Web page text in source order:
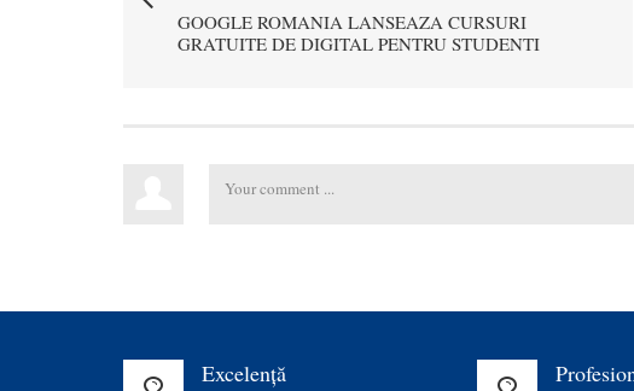
GOOGLE ROMANIA LANSEAZA CURSURI
GRATUITE DE DIGITAL PENTRU STUDENTI
Excelenţă